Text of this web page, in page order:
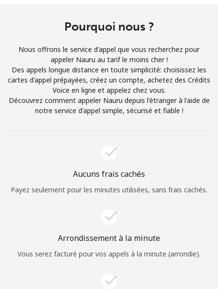
Bonjour!
ou
Continue avec
Pourquoi nous ?
Nous offrons le service d'appel que vous recherchez pour
appeler Nauru au tarif le moins cher !
Des appels longue distance en toute simplicité: choisissez les
cartes d'appel prépayées, créez un compte, achetez des Crédits
Voice en ligne et appelez chez vous.
Découvrez comment appeler Nauru depuis l'étranger à l'aide de
notre service d'appel simple, sécurisé et fiable !
Aucuns frais cachés
Payez seulement pour les minutes utilisées, sans frais cachés.
Arrondissement à la minute
Vous serez facturé pour vos appels à la minute (arrondie).